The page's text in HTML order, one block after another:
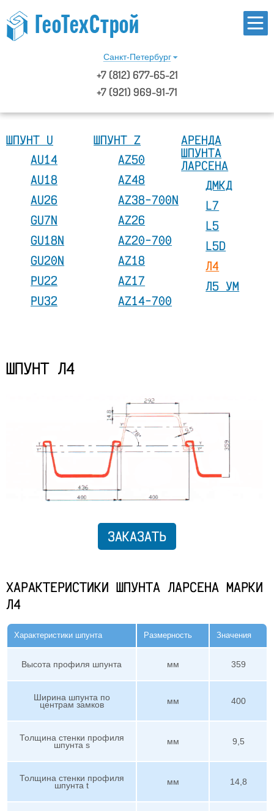
Санкт-Петербург
+7 (812) 677-65-21
+7 (921) 969-91-71
ШПУНТ U
AU14
AU18
AU26
GU7N
GU18N
GU20N
PU22
PU32
ШПУНТ Z
AZ50
AZ48
AZ38-700N
AZ26
AZ20-700
AZ18
AZ17
AZ14-700
АРЕНДА
ШПУНТА
ЛАРСЕНА
ДМКД
L7
L5
L5D
Л4
Л5 УМ
ШПУНТ Л4
ЗАКАЗАТЬ
ХАРАКТЕРИСТИКИ ШПУНТА ЛАРСЕНА МАРКИ
Л4
Характеристики шпунта Размерность Значения
Высота профиля шпунта мм 359
Ширина шпунта по
центрам замков мм 400
Толщина стенки профиля
шпунта s мм 9,5
Толщина стенки профиля
шпунта t мм 14,8